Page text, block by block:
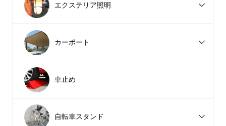
エクステリア照明
カーポート
車止め
自転車スタンド